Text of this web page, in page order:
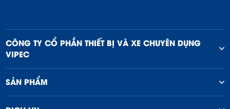
CÔNG TY CỔ PHẦN THIẾT BỊ VÀ XE CHUYÊN DỤNG
VIPEC
SẢN PHẨM